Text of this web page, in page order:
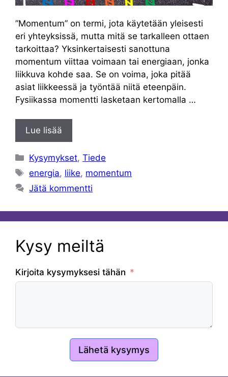
”Momentum” on termi, jota käytetään yleisesti
eri yhteyksissä, mutta mitä se tarkalleen ottaen
tarkoittaa? Yksinkertaisesti sanottuna
momentum viittaa voimaan tai energiaan, jonka
liikkuva kohde saa. Se on voima, joka pitää
asiat liikkeessä ja työntää niitä eteenpäin.
Fysiikassa momentti lasketaan kertomalla …
Lue lisää
Kategoriat
Kysymykset,Tiede
Avainsanat
energia, liike, momentum
Jätä kommentti
Kysy meiltä
Kirjoita kysymyksesi tähän
Lähetä kysymys